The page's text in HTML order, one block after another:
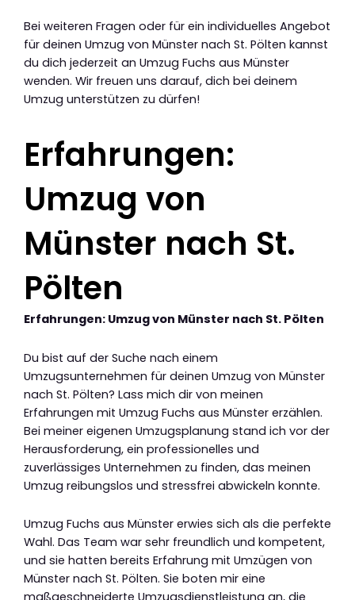
Bei weiteren Fragen oder für ein individuelles Angebot
für deinen Umzug von Münster nach St. Pölten kannst
du dich jederzeit an Umzug Fuchs aus Münster
wenden. Wir freuen uns darauf, dich bei deinem
Umzug unterstützen zu dürfen!
Erfahrungen:
Umzug von
Münster nach St.
Pölten
Erfahrungen: Umzug von Münster nach St. Pölten
Du bist auf der Suche nach einem
Umzugsunternehmen für deinen Umzug von Münster
nach St. Pölten? Lass mich dir von meinen
Erfahrungen mit Umzug Fuchs aus Münster erzählen.
Bei meiner eigenen Umzugsplanung stand ich vor der
Herausforderung, ein professionelles und
zuverlässiges Unternehmen zu finden, das meinen
Umzug reibungslos und stressfrei abwickeln konnte.
Umzug Fuchs aus Münster erwies sich als die perfekte
Wahl. Das Team war sehr freundlich und kompetent,
und sie hatten bereits Erfahrung mit Umzügen von
Münster nach St. Pölten. Sie boten mir eine